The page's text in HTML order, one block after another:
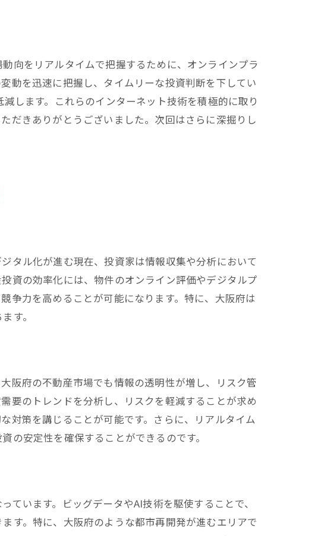
ス
秘訣
向をリアルタイムで把握するために、オンラインプラ
動を迅速に把握し、タイムリーな投資判断を下してい
します。これらのインターネット技術を積極的に取り
だきありがとうございました。次回はさらに深掘りし
タル化が進む現在、投資家は情報収集や分析において
資の効率化には、物件のオンライン評価やデジタルプ
争力を高めることが可能になります。特に、大阪府は
す。
阪府の不動産市場でも情報の透明性が増し、リスク管
要のトレンドを分析し、リスクを軽減することが求め
対策を講じることが可能です。さらに、リアルタイム
の安定性を確保することができるのです。
います。ビッグデータやAI技術を駆使することで、
す。特に、大阪府のような都市再開発が進むエリアで